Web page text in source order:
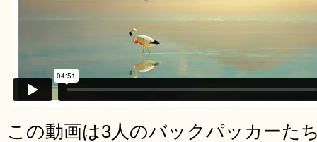
この動画は3人のバックパッカーた